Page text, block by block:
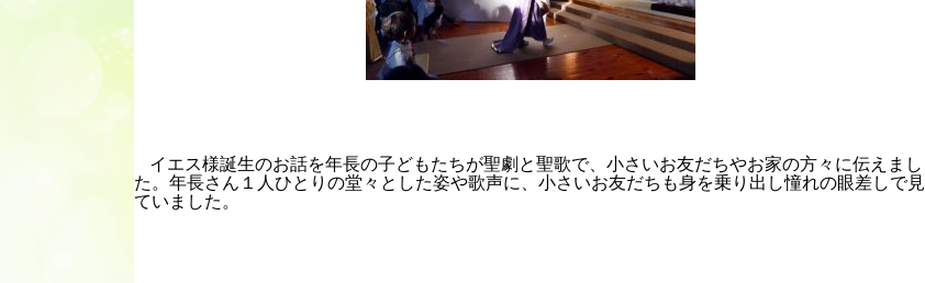
イエス様誕生のお話を年長の子どもたちが聖劇と聖歌で、小さいお友だちやお家の方々に伝えまし
た。年長さん１人ひとりの堂々とした姿や歌声に、小さいお友だちも身を乗り出し憧れの眼差しで見
ていました。